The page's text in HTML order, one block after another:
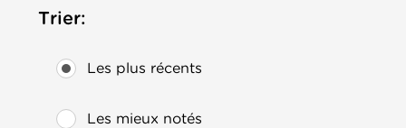
Trier:
Les plus récents
Les mieux notés